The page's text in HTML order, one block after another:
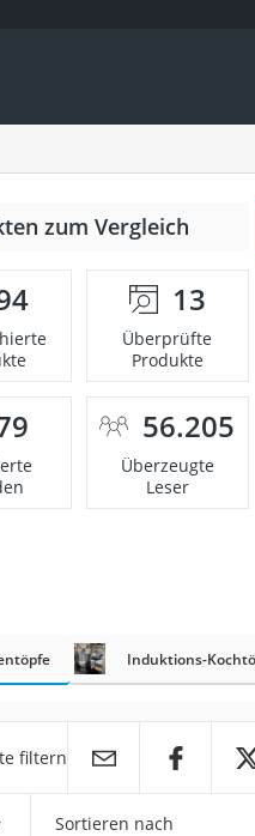
zum Vergleich
13
Überprüfte
Produkte
56.205
Überzeugte
Leser
Induktions-
filtern
Sortieren nach